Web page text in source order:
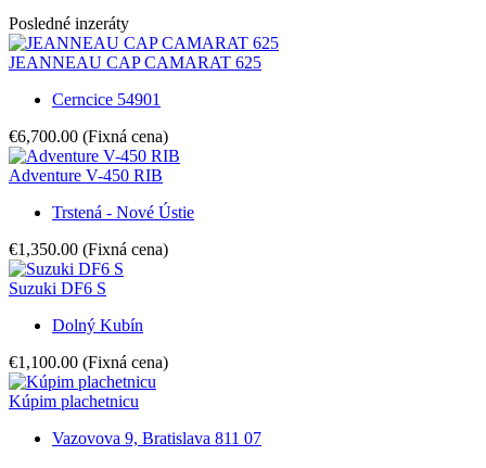
Posledné inzeráty
JEANNEAU CAP CAMARAT 625
Cerncice 54901
€6,700.00 (Fixná cena)
Adventure V-450 RIB
Trstená - Nové Ústie
€1,350.00 (Fixná cena)
Suzuki DF6 S
Dolný Kubín
€1,100.00 (Fixná cena)
Kúpim plachetnicu
Vazovova 9, Bratislava 811 07